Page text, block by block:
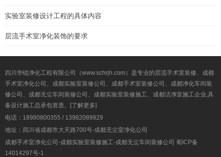
实验室装修设计工程的具体内容
层流手术室净化装饰的要求
四川华锐净化工程有限公司（www.schrjh.com）是专业的层流手术室装修、成都
手术室净化公司、成都实验室装修公司、成都手术室装修公司、成都净化车间装
修公司、成都无尘车间装修公司、成都实验室装修施工、成都洁净室施工企业,具
备设计施工总承包资质。 [了解更多]
电话：18980800355 / 13982089929
地址：四川省成都市大天路700号-成都无尘室净化公司
成都手术室净化公司-成都实验室装修施工-成都无尘车间装修公司 蜀ICP备
14014297号-1